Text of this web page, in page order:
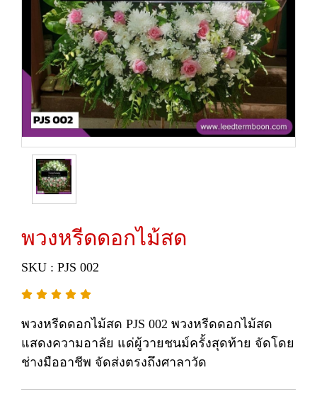
พวงหรีดดอกไม้สด
SKU : PJS 002
พวงหรีดดอกไม้สด PJS 002 พวงหรีดดอกไม้สด
แสดงความอาลัย แด่ผู้วายชนม์ครั้งสุดท้าย จัดโดย
ช่างมืออาชีพ จัดส่งตรงถึงศาลาวัด